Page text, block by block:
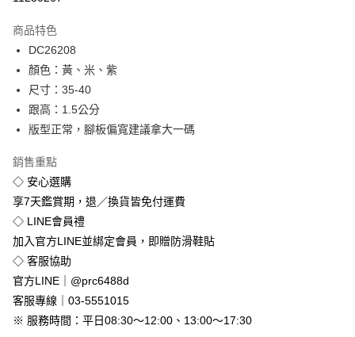
Apple Pay
街口支付
悠遊付
Google Pay
全盈+PAY
運送方式
全家付款取貨
免運費
付款後全家取貨
免運費
7-11付款取貨
商品特色
DC26208
顏色：黃、米、紫
尺寸：35-40
跟高：1.5公分
版型正常，腳板偏寬建議拿大一碼
銷售重點
◇ 安心選購
享7天鑑賞期，退／換貨皆免付運費
◇ LINE會員禮
加入官方LINE並綁定會員，即贈防滑鞋貼
◇ 客服協助
官方LINE｜@prc6488d
客服專線｜03-5551015
※ 服務時間：平日08:30～12:00、13:00～17:30